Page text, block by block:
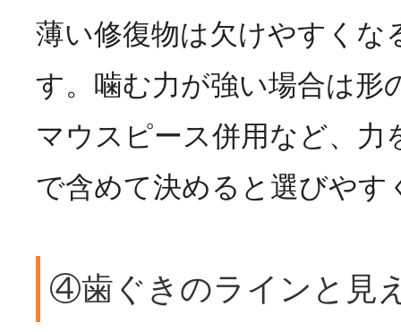
薄い修復物は欠けやすくな
す。噛む力が強い場合は形
マウスピース併用など、力
で含めて決めると選びやす
④歯ぐきのラインと見